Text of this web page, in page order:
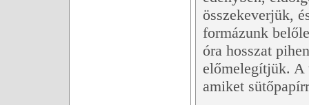
összekeverjük,
formázunk
óra hosszat
előmelegítjük. A
amiket